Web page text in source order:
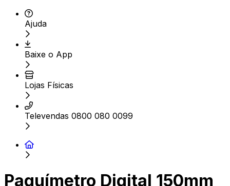
Ajuda
Baixe o App
Lojas Físicas
Televendas 0800 080 0099
Paquímetro Digital 150mm